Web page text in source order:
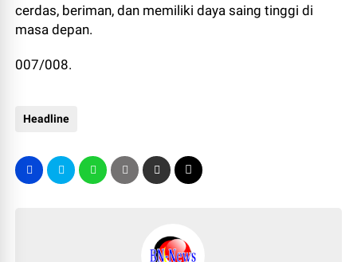
cerdas, beriman, dan memiliki daya saing tinggi di
masa depan.
007/008.
Headline